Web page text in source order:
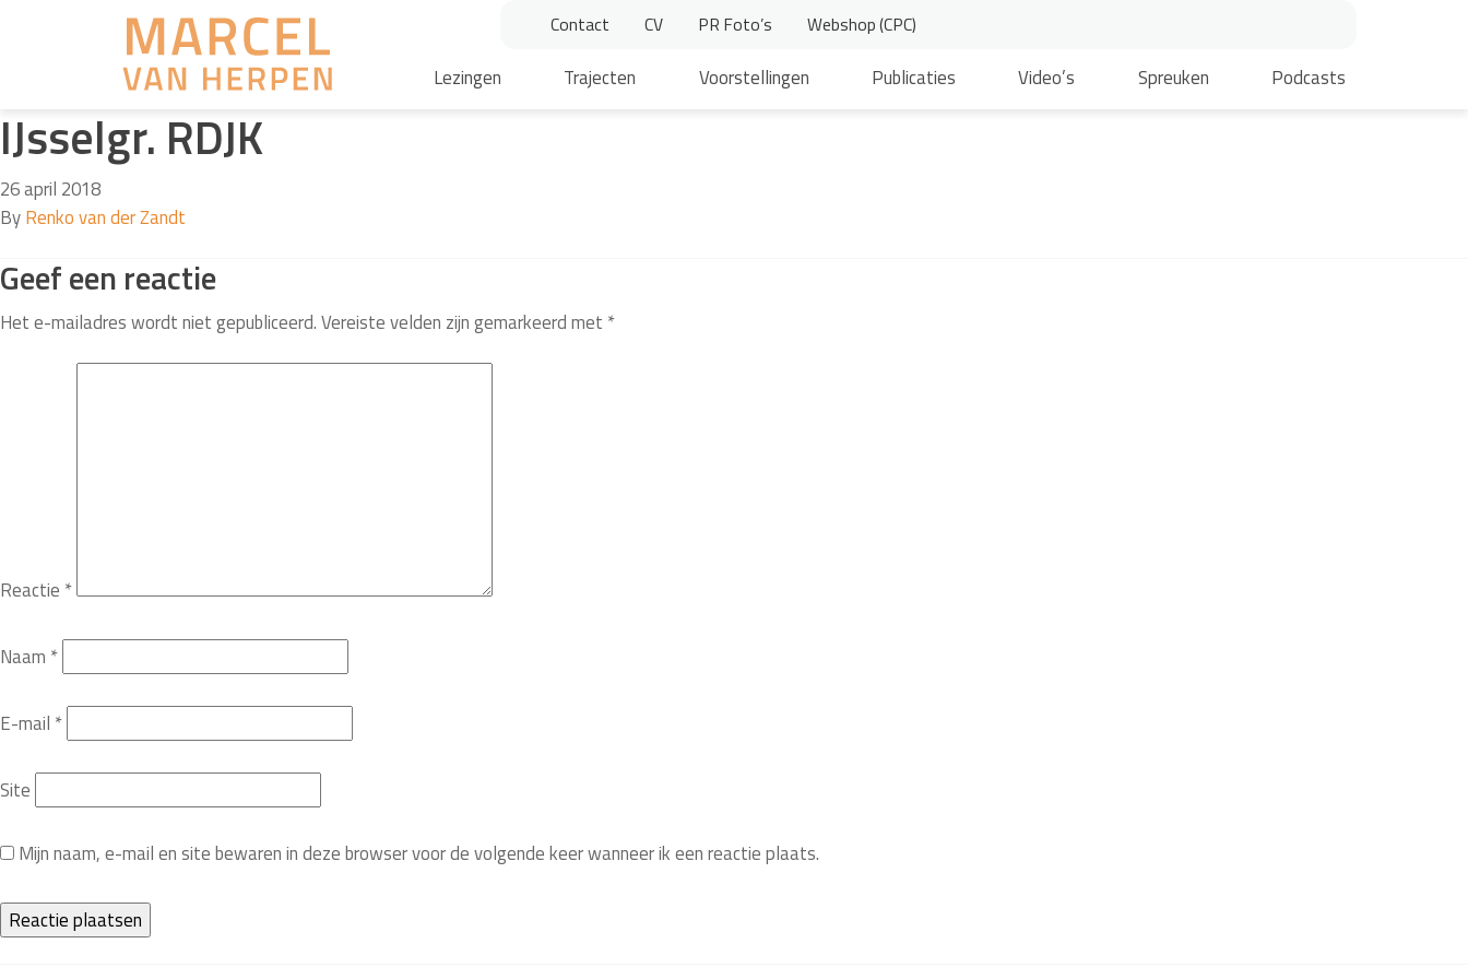
Contact CV PR Foto’s Webshop (CPC)
Lezingen Trajecten Voorstellingen Publicaties Video’s Spreuken Podcasts
IJsselgr. RDJK
26 april 2018
ByRenko van der Zandt
Geef een reactie
Het e-mailadres wordt niet gepubliceerd.Vereiste velden zijn gemarkeerd met *
Reactie *
Naam *
E-mail *
Site
Mijn naam, e-mail en site bewaren in deze browser voor de volgende keer wanneer ik een reactie plaats.